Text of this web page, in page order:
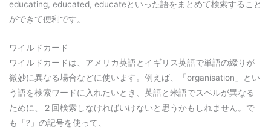
educating, educated, educateといった語をまとめて検索すること
ができて便利です。
ワイルドカード
ワイルドカードは、アメリカ英語とイギリス英語で単語の綴りが
微妙に異なる場合などに使います。例えば、「organisation」とい
う語を検索ワードに入れたいとき、英語と米語でスペルが異なる
ために、２回検索しなければいけないと思うかもしれません。で
も「?」の記号を使って、